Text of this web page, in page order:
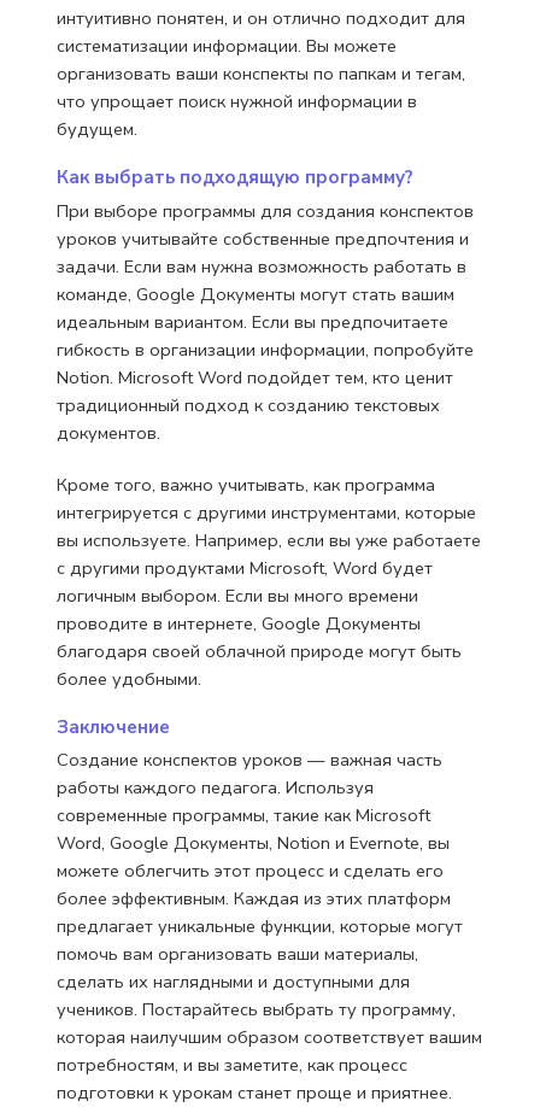
интуитивно понятен, и он отлично подходит для
систематизации информации. Вы можете
организовать ваши конспекты по папкам и тегам,
что упрощает поиск нужной информации в
будущем.
Как выбрать подходящую программу?
При выборе программы для создания конспектов
уроков учитывайте собственные предпочтения и
задачи. Если вам нужна возможность работать в
команде, Google Документы могут стать вашим
идеальным вариантом. Если вы предпочитаете
гибкость в организации информации, попробуйте
Notion. Microsoft Word подойдет тем, кто ценит
традиционный подход к созданию текстовых
документов.
Кроме того, важно учитывать, как программа
интегрируется с другими инструментами, которые
вы используете. Например, если вы уже работаете
с другими продуктами Microsoft, Word будет
логичным выбором. Если вы много времени
проводите в интернете, Google Документы
благодаря своей облачной природе могут быть
более удобными.
Заключение
Создание конспектов уроков — важная часть
работы каждого педагога. Используя
современные программы, такие как Microsoft
Word, Google Документы, Notion и Evernote, вы
можете облегчить этот процесс и сделать его
более эффективным. Каждая из этих платформ
предлагает уникальные функции, которые могут
помочь вам организовать ваши материалы,
сделать их наглядными и доступными для
учеников. Постарайтесь выбрать ту программу,
которая наилучшим образом соответствует вашим
потребностям, и вы заметите, как процесс
подготовки к урокам станет проще и приятнее.